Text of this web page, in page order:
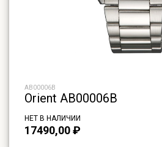
AB00006B
Orient AB00006B
НЕТ В НАЛИЧИИ
17490,00₽